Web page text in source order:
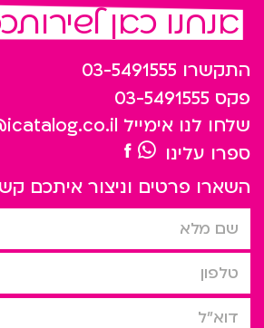
אנחנו כאן
התקשרו 03-5491555
פקס 03-5491555
שלחו לנו אימייל
ספרו עלינו
השארו פרטים וניצור איתכם
שם מלא
טלפון
דוא”ל